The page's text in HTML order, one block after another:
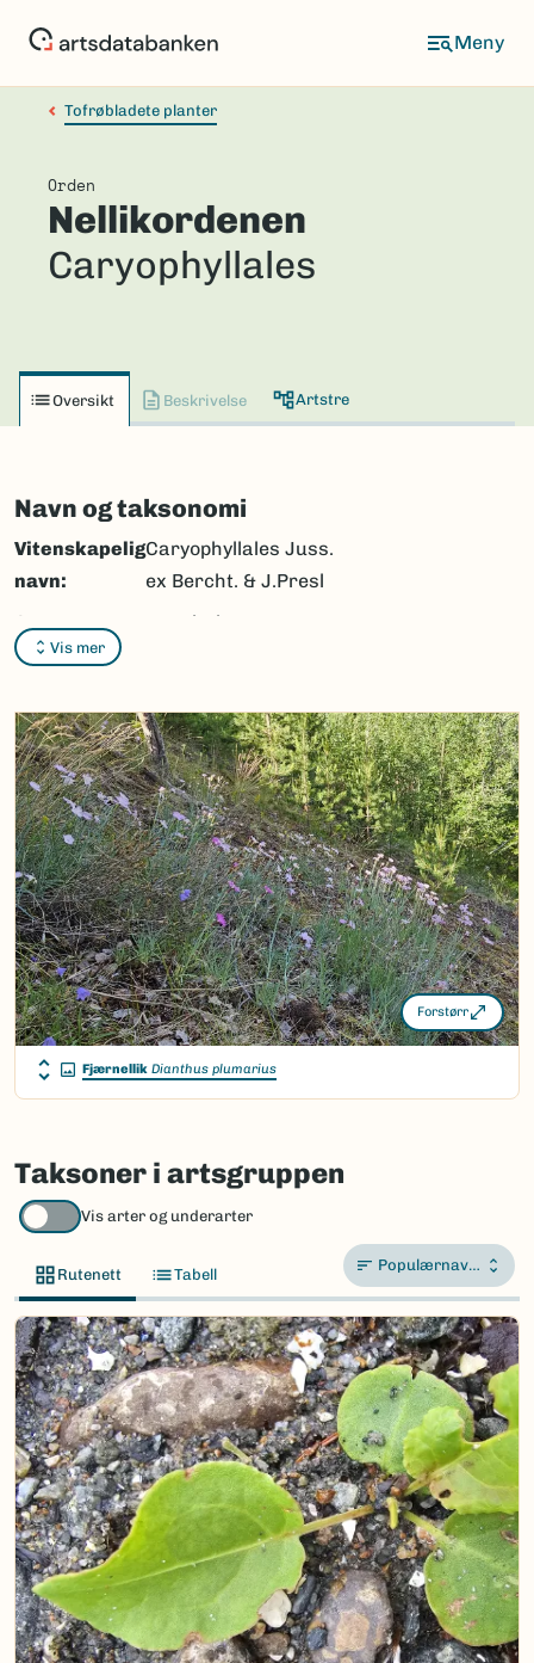
Tofrøbladete planter
Orden
Nellikordenen
Caryophyllales
Oversikt Beskrivelse Artstre
Navn og taksonomi
Vis mer
Vitenskapelig
navn:
Caryophyllales Juss.
ex Bercht. & J.Presl
Synonymer:
Nepenthales ,
Nynorsk:nellikordenen
Nordsamisk/Davvisámegiella:Ingen
Vitenskapelig navn ID:1308
Takson ID:113499
Gå til Nortaxa for flere detaljer
(Ekstern lenke)
Forstørr
Fjærnellik Dianthus plumarius
Taksoner i artsgruppen
Vis arter og underarter
Rutenett Tabell Populærnavn A-Å